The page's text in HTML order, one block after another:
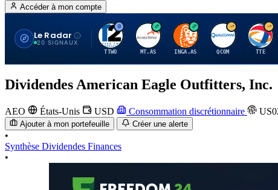
Accéder à mon compte
Le Radar
20 SIGNAUX
T
TTWO
A
MT.AS
I
INGA.AS
Q
QCOM
T
TTE
Dividendes American Eagle Outfitters, Inc.
AEO États-Unis USD Consommation discrétionnaire
Ajouter à mon portefeuille Créer une alerte
•
Synthèse Dividendes Finances
•